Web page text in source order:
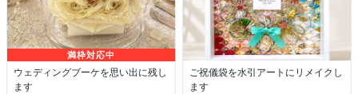
満枠対応中
ウェディングブーケを思い出に残し
ます
ご祝儀袋を水引アートにリメイクし
ます